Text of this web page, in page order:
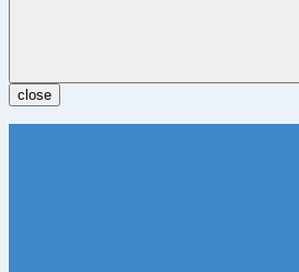
close